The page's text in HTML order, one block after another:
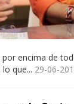
encima de
que... 29-06-